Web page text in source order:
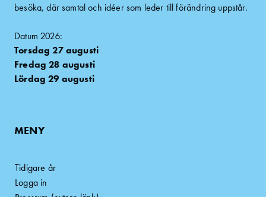
besöka, där samtal och idéer som leder till förändring uppstår.
Datum 2026:
Torsdag 27 augusti
Fredag 28 augusti
Lördag 29 augusti
MENY
Tidigare år
Logga in